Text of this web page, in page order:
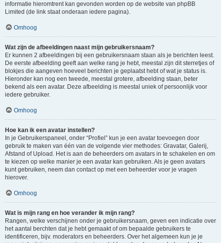
informatie hieromtrent kan gevonden worden op de website van phpBB
Limited (de link staat onderaan iedere pagina).
Omhoog
Wat zijn de afbeeldingen naast mijn gebruikersnaam?
Er kunnen 2 afbeeldingen bij een gebruikersnaam staan als je berichten leest.
De eerste afbeelding geeft aan welke rang je hebt, meestal zijn dit sterretjes of
blokjes die aangeven hoeveel berichten je geplaatst hebt of wat je status is.
Hieronder kan nog een tweede, meestal grotere, afbeelding staan, beter
bekend als een avatar. Deze afbeelding is meestal uniek of persoonlijk voor
iedere gebruiker.
Omhoog
Hoe kan ik een avatar instellen?
In je Gebruikerspaneel, onder “Profiel” kun je een avatar toevoegen door
gebruik te maken van één van de volgende vier methodes: Gravatar, Galerij,
Afstand of Upload. Het is aan de beheerders om avatars in te schakelen en om
te kiezen op welke manier je een avatar kan gebruiken. Als je geen avatars
kunt gebruiken, neem dan contact op met een beheerder voor je vragen
hierover.
Omhoog
Wat is mijn rang en hoe verander ik mijn rang?
Rangen, welke verschijnen onder je gebruikersnaam, geven een indicatie over
het aantal berchten dat je hebt gemaakt of om bepaalde gebruikers te
identificeren, bijv. moderators en beheerders. Over het algemeen kun je je